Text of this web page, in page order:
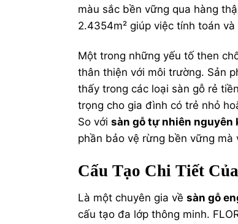
màu sắc bền vững qua hàng
2.4354m² giúp việc tính toán
Một trong những yếu tố then
thân thiện với môi trường. Sản
thấy trong các loại sàn gỗ rẻ
trọng cho gia đình có trẻ nhỏ
So với sàn gỗ tự nhiên nguyên
phần bảo vệ rừng bền vững
Cấu Tạo Chi Tiết
Là một chuyên gia về sàn gỗ
cấu tạo đa lớp thông minh.